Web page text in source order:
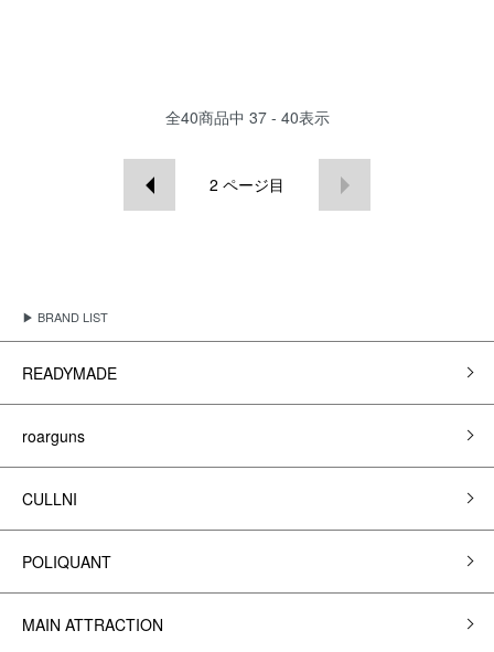
全40商品中 37 - 40表示
2 ページ目
▶ BRAND LIST
READYMADE
roarguns
CULLNI
POLIQUANT
MAIN ATTRACTION